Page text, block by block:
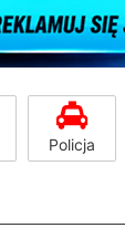
Policja